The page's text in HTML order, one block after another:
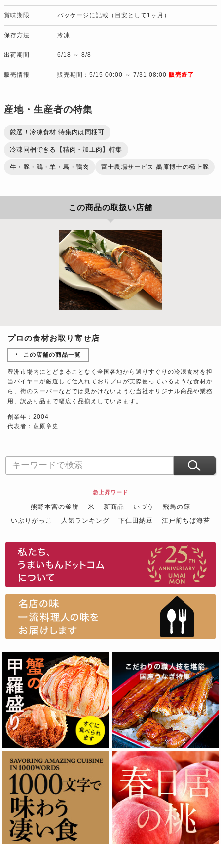
賞味期限 パッケージに記載（目安として1ヶ月）
保存方法 冷凍
出荷期間 6/18 ～ 8/8
販売情報 販売期間：5/15 00:00 ～ 7/31 08:00 販売終了
産地・生産者の特集
厳選！冷凍食材 特集内は同梱可
冷凍同梱できる【精肉・加工肉】特集
牛・豚・鶏・羊・馬・鴨肉 富士農場サービス 桑原博士の極上豚
この商品の取扱い店舗
プロの食材お取り寄せ店
この店舗の商品一覧
豊洲市場内にとどまることなく全国各地から選りすぐりの冷凍食材を担
当バイヤーが厳選して仕入れておりプロが実際使っているような食材か
ら、街のスーパーなどでは見かけないような当社オリジナル商品や業務
用、訳あり品まで幅広く品揃えしていきます。
創業年：2004
代表者：萩原章史
急上昇ワード
熊野本宮の釜餅 米 新商品 いづう
飛鳥の蘇
いぶりがっこ
人気ランキング 下仁田納豆
江戸前ちば海苔